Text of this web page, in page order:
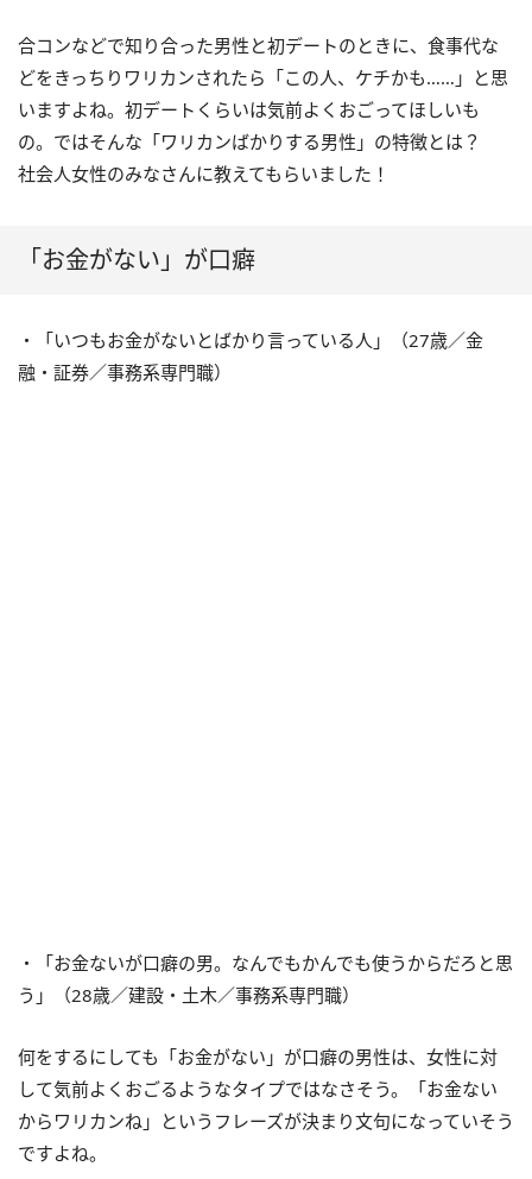
合コンなどで知り合った男性と初デートのときに、食事代な
どをきっちりワリカンされたら「この人、ケチかも……」と思
いますよね。初デートくらいは気前よくおごってほしいも
の。ではそんな「ワリカンばかりする男性」の特徴とは？
社会人女性のみなさんに教えてもらいました！
「お金がない」が口癖
・「いつもお金がないとばかり言っている人」（27歳／金
融・証券／事務系専門職）
・「お金ないが口癖の男。なんでもかんでも使うからだろと思
う」（28歳／建設・土木／事務系専門職）
何をするにしても「お金がない」が口癖の男性は、女性に対
して気前よくおごるようなタイプではなさそう。「お金ない
からワリカンね」というフレーズが決まり文句になっていそう
ですよね。